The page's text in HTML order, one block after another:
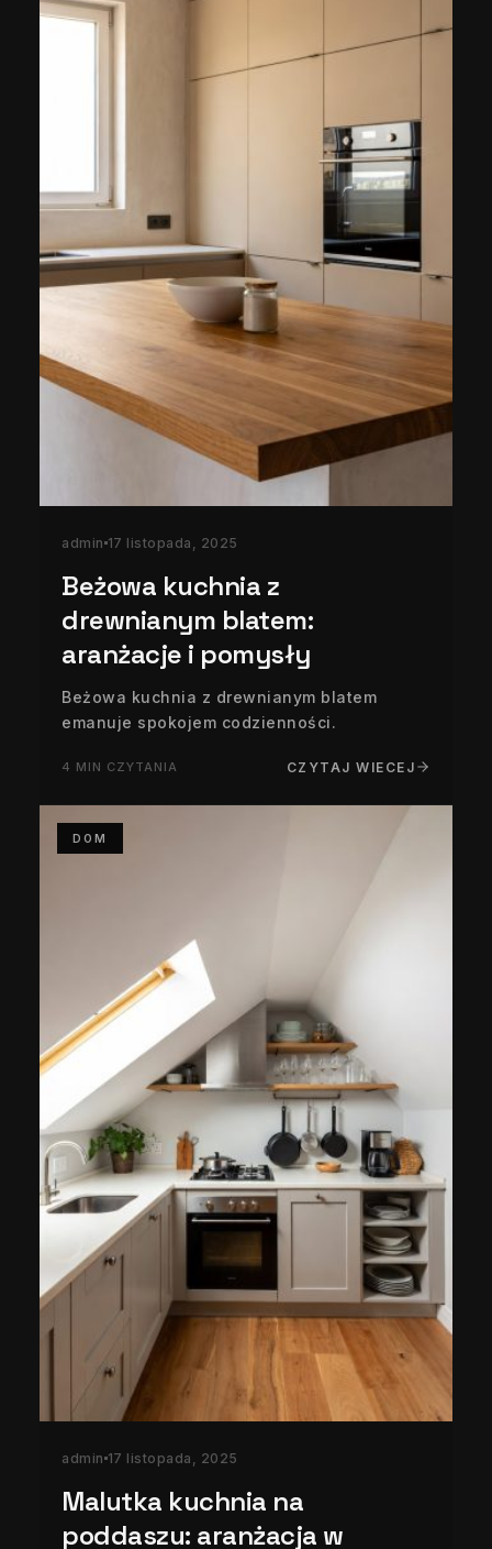
admin 17 listopada, 2025
Beżowa kuchnia z
drewnianym blatem:
aranżacje i pomysły
Beżowa kuchnia z drewnianym blatem
emanuje spokojem codzienności.
4 MIN CZYTANIA CZYTAJ WIECEJ
DOM
admin 17 listopada, 2025
Malutka kuchnia na
poddaszu: aranżacja w